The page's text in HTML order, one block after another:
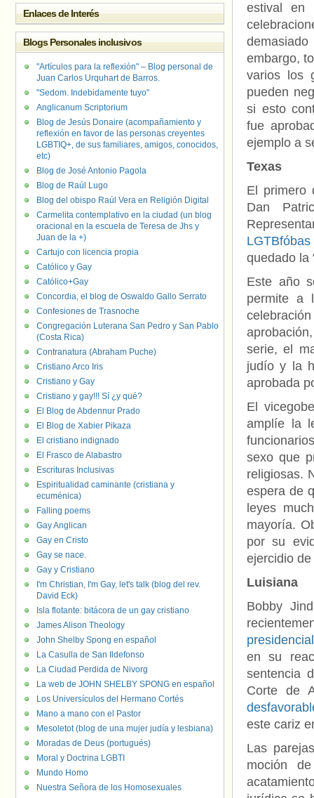
estival en
embargo,
varios los
pueden
si esto
fue
ejemplo a
Texas
El
Dan
LGTBfóbas
quedado la
Este año
permite a
serie, el
judío y la
aprobada
El
amplíe la
sexo que
religiosas.
espera de
leyes
mayoría.
por su
ejercidio
Luisiana
Bobby
en su
sentencia
Corte de
este cariz
Las
moción
Enlaces de Interés
Blogs Personales inclusivos
"Artículos para la reflexión" – Blog personal de
Juan Carlos Urquhart de Barros.
"Sedom. Indebidamente tuyo"
Anglicanum Scriptorium
Blog de Jesús Donaire (acompañamiento y
reflexión en favor de las personas creyentes
LGBTIQ+, de sus familiares, amigos, conocidos,
etc)
Blog de José Antonio Pagola
Blog de Raúl Lugo
Blog del obispo Raúl Vera en Religión Digital
Carmelita contemplativo en la ciudad (un blog
oracional en la escuela de Teresa de Jhs y
Juan de la +)
Cartujo con licencia propia
Católico y Gay
Católico+Gay
Concordia, el blog de Oswaldo Gallo Serrato
Confesiones de Trasnoche
Congregación Luterana San Pedro y San Pablo
(Costa Rica)
Contranatura (Abraham Puche)
Cristiano Arco Iris
Cristiano y Gay
Cristiano y gay!!! Sí ¿y qué?
El Blog de Abdennur Prado
El Blog de Xabier Pikaza
El cristiano indignado
El Frasco de Alabastro
Escrituras Inclusivas
Espiritualidad caminante (cristiana y
ecuménica)
Falling poems
Gay Anglican
Gay en Cristo
Gay se nace.
Gay y Cristiano
I'm Christian, I'm Gay, let's talk (blog del rev.
David Eck)
Isla flotante: bitácora de un gay cristiano
James Alison Theology
John Shelby Spong en español
La Casulla de San Ildefonso
La Ciudad Perdida de Nivorg
La web de JOHN SHELBY SPONG en español
Los Universículos del Hermano Cortés
Mano a mano con el Pastor
Mesoletot (blog de una mujer judía y lesbiana)
Moradas de Deus (portugués)
Moral y Doctrina LGBTI
Mundo Homo
Nuestra Señora de los Homosexuales